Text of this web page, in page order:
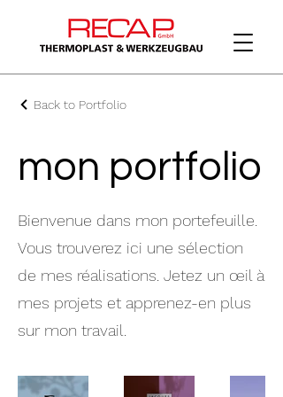
Back to Portfolio
mon portfolio
Bienvenue dans mon portefeuille.
Vous trouverez ici une sélection
de mes réalisations. Jetez un œil à
mes projets et apprenez-en plus
sur mon travail.